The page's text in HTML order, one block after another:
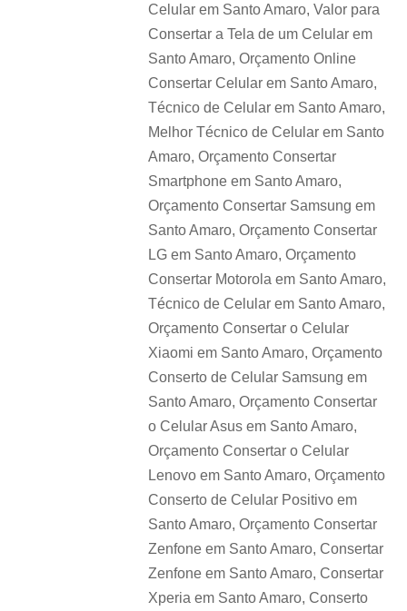
Celular em Santo Amaro, Valor para
Consertar a Tela de um Celular em
Santo Amaro, Orçamento Online
Consertar Celular em Santo Amaro,
Técnico de Celular em Santo Amaro,
Melhor Técnico de Celular em Santo
Amaro, Orçamento Consertar
Smartphone em Santo Amaro,
Orçamento Consertar Samsung em
Santo Amaro, Orçamento Consertar
LG em Santo Amaro, Orçamento
Consertar Motorola em Santo Amaro,
Técnico de Celular em Santo Amaro,
Orçamento Consertar o Celular
Xiaomi em Santo Amaro, Orçamento
Conserto de Celular Samsung em
Santo Amaro, Orçamento Consertar
o Celular Asus em Santo Amaro,
Orçamento Consertar o Celular
Lenovo em Santo Amaro, Orçamento
Conserto de Celular Positivo em
Santo Amaro, Orçamento Consertar
Zenfone em Santo Amaro, Consertar
Zenfone em Santo Amaro, Consertar
Xperia em Santo Amaro, Conserto